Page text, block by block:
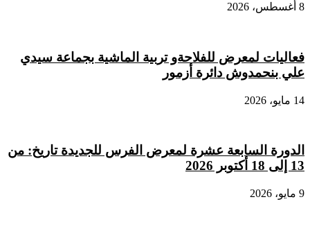
8 أغسطس، 2026
فعاليات لمعرض للفلاحةو تربية الماشية بجماعة سيدي
علي بنحمدوش دائرة أزمور
14 مايو، 2026
الدورة السابعة عشرة لمعرض الفرس للجديدة تاريخ: من
13 إلى 18 أكتوبر 2026
9 مايو، 2026